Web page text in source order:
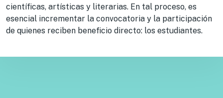
científicas, artísticas y literarias. En tal proceso, es
esencial incrementar la convocatoria y la participación
de quienes reciben beneficio directo: los estudiantes.